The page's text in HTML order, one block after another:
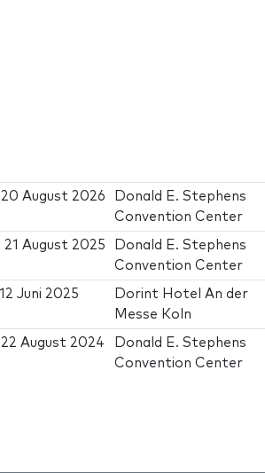
20 August 2026
Donald E. Stephens
Convention Center
21 August 2025
Donald E. Stephens
Convention Center
12 Juni 2025
Dorint Hotel An der
Messe Koln
22 August 2024
Donald E. Stephens
Convention Center